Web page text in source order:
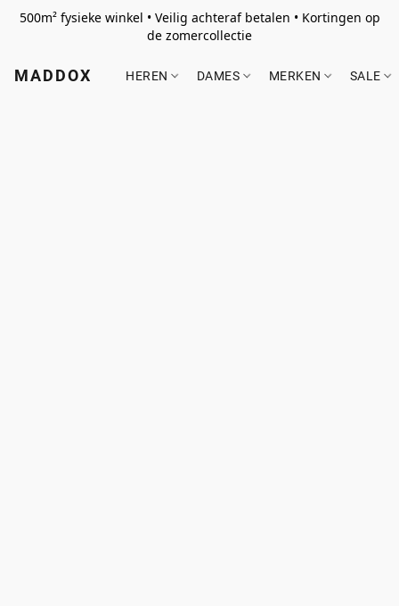
500m² fysieke winkel • Veilig achteraf betalen • Kortingen op
de zomercollectie
MADDOX HEREN DAMES MERKEN SALE